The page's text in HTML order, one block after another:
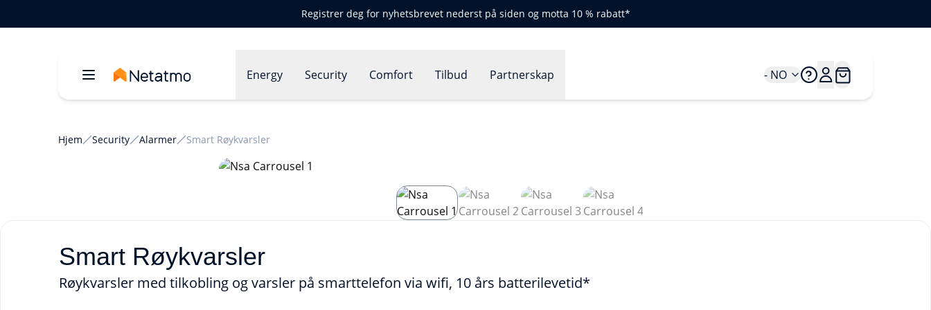
Registrer deg for nyhetsbrevet nederst på siden og motta 10 % rabatt*
Energy Security Comfort Tilbud Partnerskap - NO
Hjem Security Alarmer Smart Røykvarsler
Smart Røykvarsler
Røykvarsler med tilkobling og varsler på smarttelefon via wifi, 10 års batterilevetid*